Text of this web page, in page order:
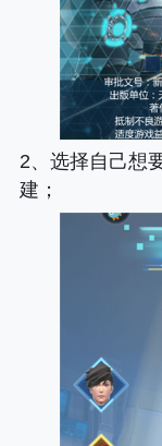
2、选择自己想
建；